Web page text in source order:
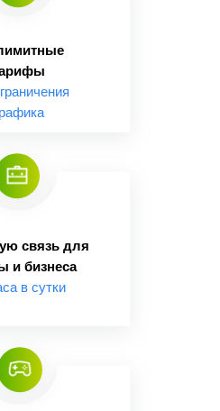
связь для
и бизнеса
в сутки